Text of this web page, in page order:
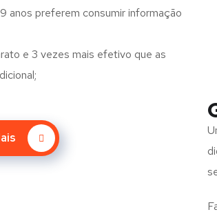
anos preferem consumir informação
e 3 vezes mais efetivo que as